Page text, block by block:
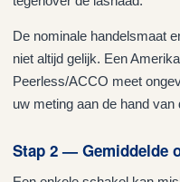
De nominale handelsmaat
niet altijd gelijk. Een
Peerless/ACCO meet
uw meting aan de hand
Stap 2 — Gemiddelde